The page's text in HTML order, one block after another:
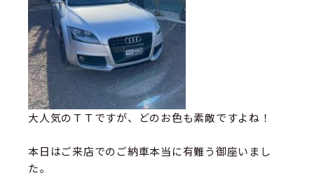
大人気のＴＴですが、どのお色も素敵ですよね！
本日はご来店でのご納車本当に有難う御座いまし
た。